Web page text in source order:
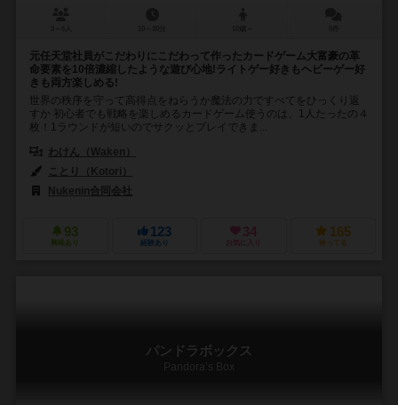
元任天堂社員がこだわりにこだわって作ったカードゲーム大富豪の革
命要素を10倍濃縮したような遊び心地!ライトゲー好きもヘビーゲー好
きも両方楽しめる!
世界の秩序を守って高得点をねらうか魔法の力ですべてをひっくり返
すか 初心者でも戦略を楽しめるカードゲーム使うのは、1人たったの４
枚！1ラウンドが短いのでサクッとプレイできま...
わけん（Waken）
ことり（Kotori）
Nukenin合同会社
93
興味あり
123
経験あり
34
お気に入り
165
持ってる
パンドラボックス
Pandora’s Box